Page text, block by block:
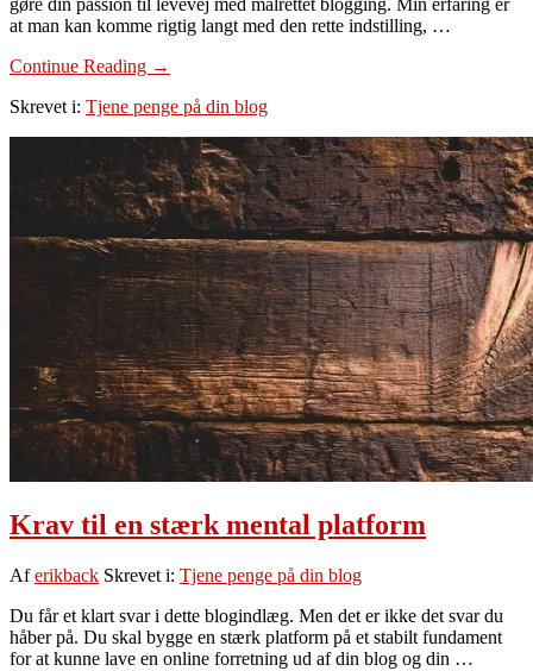
at man kan komme rigtig langt med den rette indstilling, …
Continue Reading om
tekniske
til
målrettet
blogging
→
Skrevet i: Tjene penge på din blog
Krav til en stærk mental platform
Aferikback Skrevet i: Tjene penge på din blog
Du får et klart svar i dette blogindlæg. Men det er ikke det svar du
håber på. Du skal bygge en stærk platform på et stabilt fundament
for at kunne lave en online forretning ud af din blog og din …